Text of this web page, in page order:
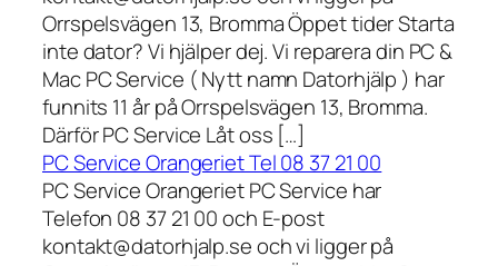
Orrspelsvägen 13, Bromma Öppet tider Starta
inte dator? Vi hjälper dej. Vi reparera din PC &
Mac PC Service ( Nytt namn Datorhjälp ) har
funnits 11 år på Orrspelsvägen 13, Bromma.
Därför PC Service Låt oss […]
PC Service Orangeriet Tel 08 37 21 00
PC Service Orangeriet PC Service har
Telefon 08 37 21 00 och E-post
kontakt@datorhjalp.se och vi ligger på